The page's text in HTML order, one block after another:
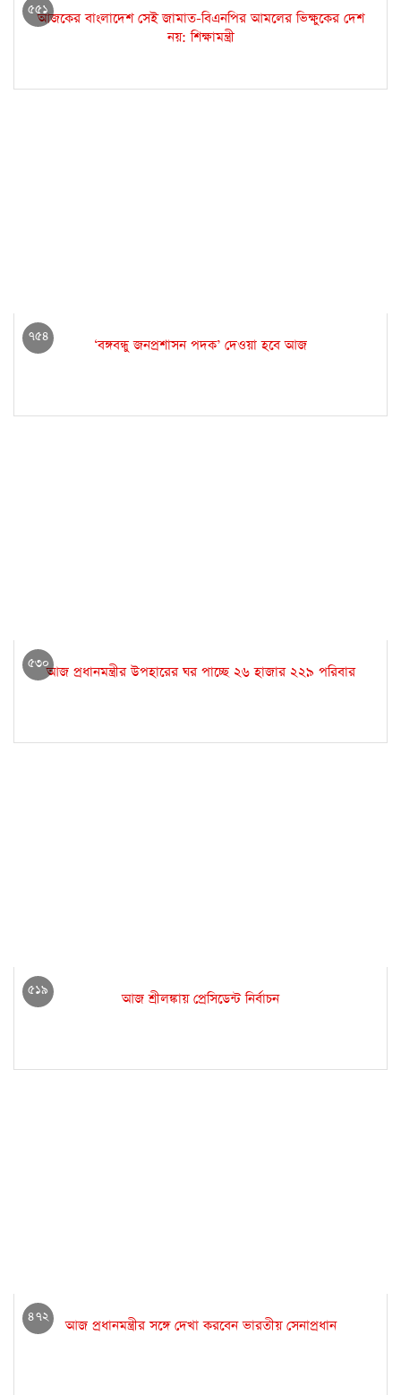
৫৫১আজকের বাংলাদেশ সেই জামাত-বিএনপির আমলের ভিক্ষুকের দেশ
নয়: শিক্ষামন্ত্রী
৭৫৪ ‘বঙ্গবন্ধু জনপ্রশাসন পদক’ দেওয়া হবে আজ
৫৩০আজ প্রধানমন্ত্রীর উপহারের ঘর পাচ্ছে ২৬ হাজার ২২৯ পরিবার
৫১৯ আজ শ্রীলঙ্কায় প্রেসিডেন্ট নির্বাচন
৪৭২ আজ প্রধানমন্ত্রীর সঙ্গে দেখা করবেন ভারতীয় সেনাপ্রধান